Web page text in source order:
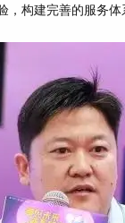
，构建完善的服务